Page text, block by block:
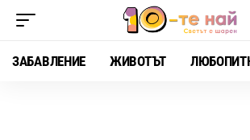
ЗАБАВЛЕНИЕ ЖИВОТЪТ